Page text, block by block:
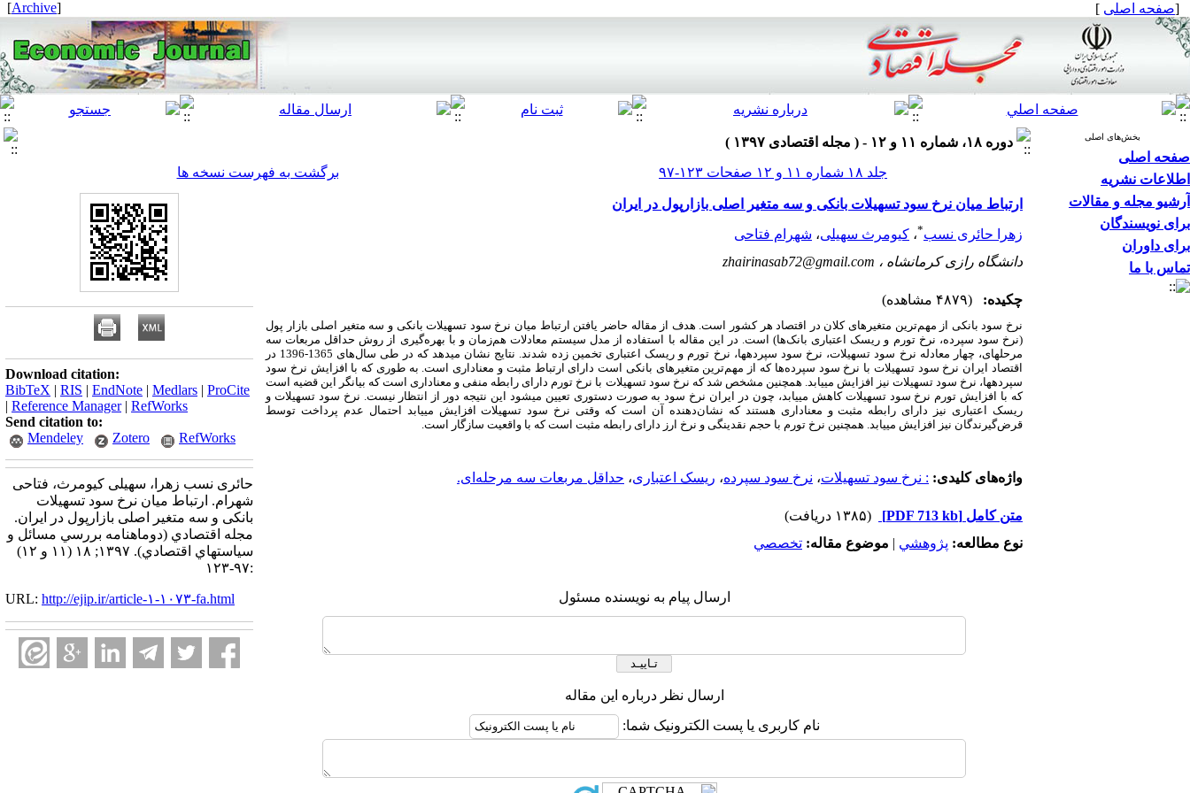
[صفحه اصلی ]
[
Archive
]
بخش‌های اصلی
صفحه اصلی
اطلاعات نشریه
آرشیو مجله و مقالات
برای نویسندگان
برای داوران
تماس با ما
دوره ۱۸، شماره ۱۱ و ۱۲ - ( مجله اقتصادی ۱۳۹۷ )
جلد ۱۸ شماره ۱۱ و ۱۲ صفحات ۱۲۳-۹۷
برگشت به فهرست نسخه ها
ارتباط میان نرخ سود تسهیلات بانکی و سه متغیر اصلی بازارپول در ایران
زهرا حائری نسب*، کیومرث سهیلی، شهرام فتاحی
دانشگاه رازی کرمانشاه ، zhairinasab72@gmail.com
چکیده: (۴۸۷۹ مشاهده)
نرخ سود بانکی از مهم‌ترین متغیرهای کلان در اقتصاد هر کشور است. هدف از مقاله حاضر یافتن ارتباط میان نرخ سود تسهیلات بانکی و سه متغیر اصلی بازار پول
(نرخ سود سپرده، نرخ تورم و ریسک اعتباری بانک‌ها) است. در این مقاله با استفاده از مدل سیستم معادلات هم‌زمان و با بهره‌گیری از روش حداقل مربعات سه
مرحله­ای، چهار معادله نرخ سود تسهیلات، نرخ سود سپرده­ها، نرخ تورم و ریسک اعتباری
تخمین زده شدند. نتایج نشان می­دهد که در طی سال‌های 1365-1396 در
اقتصاد ایران نرخ سود تسهیلات با نرخ سود سپرده‌ها که از مهم‌ترین متغیرهای بانکی است دارای ارتباط مثبت و معناداری است. به طوری که با افزایش نرخ سود
سپرده­ها، نرخ سود تسهیلات نیز افزایش می­یابد. همچنین مشخص شد که نرخ سود تسهیلات با نرخ تورم دارای رابطه منفی و معناداری است که بیانگر این قضیه است
که با افزایش تورم نرخ سود تسهیلات کاهش می­یابد، چون در ایران نرخ سود به صورت دستوری تعیین می­شود این نتیجه دور از انتظار نیست. نرخ سود تسهیلات و
ریسک اعتباری نیز دارای رابطه مثبت و معناداری هستند که نشان‌دهنده آن است که وقتی نرخ سود تسهیلات افزایش می­یابد احتمال عدم پرداخت توسط
قرض‌گیرندگان نیز افزایش می­یابد. همچنین نرخ تورم با حجم نقدینگی و نرخ ارز دارای رابطه مثبت است که با واقعیت سازگار است.
واژه‌های کلیدی: : نرخ سود تسهیلات، نرخ سود سپرده، ریسک اعتباری، حداقل مربعات سه مرحله‌ای.
متن کامل [PDF 713 kb]
(۱۳۸۵ دریافت)
نوع مطالعه: پژوهشي | موضوع مقاله: تخصصي
ارسال پیام به نویسنده مسئول
ارسال نظر درباره این مقاله
نام کاربری یا پست الکترونیک شما:
Download citation:
BibTeX | RIS | EndNote | Medlars | ProCite
| Reference Manager| RefWorks
Send citation to:
Mendeley
Zotero RefWorks
حائری نسب زهرا، سهیلی کیومرث، فتاحی
شهرام. ارتباط میان نرخ سود تسهیلات
بانکی و سه متغیر اصلی بازارپول در ایران.
مجله اقتصادي (دوماهنامه بررسي مسائل و
سياستهاي اقتصادي). ۱۳۹۷; ۱۸ (۱۱ و ۱۲)
:۹۷-۱۲۳
URL: http://ejip.ir/article-۱-۱۰۷۳-fa.html